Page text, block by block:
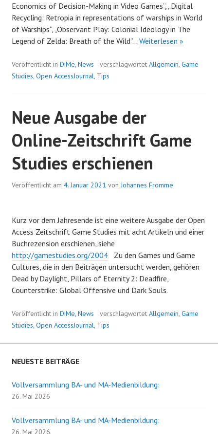
Economics of Decision-Making in Video Games“, „Digital
Recycling: Retropia in representations of warships in World
of Warships“, „Observant Play: Colonial Ideology in The
Legend of Zelda: Breath of the Wild“… Weiterlesen »
Game
Veröffentlicht in DiMe, News verschlagwortet Allgemein, Game
Studies, Open AccessJournal, Tips
Neue Ausgabe der
Online-Zeitschrift Game
Studies erschienen
Veröffentlicht am 4. Januar 2021 vonJohannes Fromme
Kurz vor dem Jahresende ist eine weitere Ausgabe der Open
Access Zeitschrift Game Studies mit acht Artikeln und einer
Buchrezension erschienen, siehe
http://gamestudies.org/2004 Zu den Games und Game
Cultures, die in den Beiträgen untersucht werden, gehören
Dead by Daylight, Pillars of Eternity 2: Deadfire,
Counterstrike: Global Offensive und Dark Souls.
Veröffentlicht in DiMe, News verschlagwortet Allgemein, Game
Studies, Open AccessJournal, Tips
NEUESTE BEITRÄGE
Vollversammlung BA- und MA-Medienbildung:
26. Mai 2026
Vollversammlung BA- und MA-Medienbildung:
26. Mai 2026